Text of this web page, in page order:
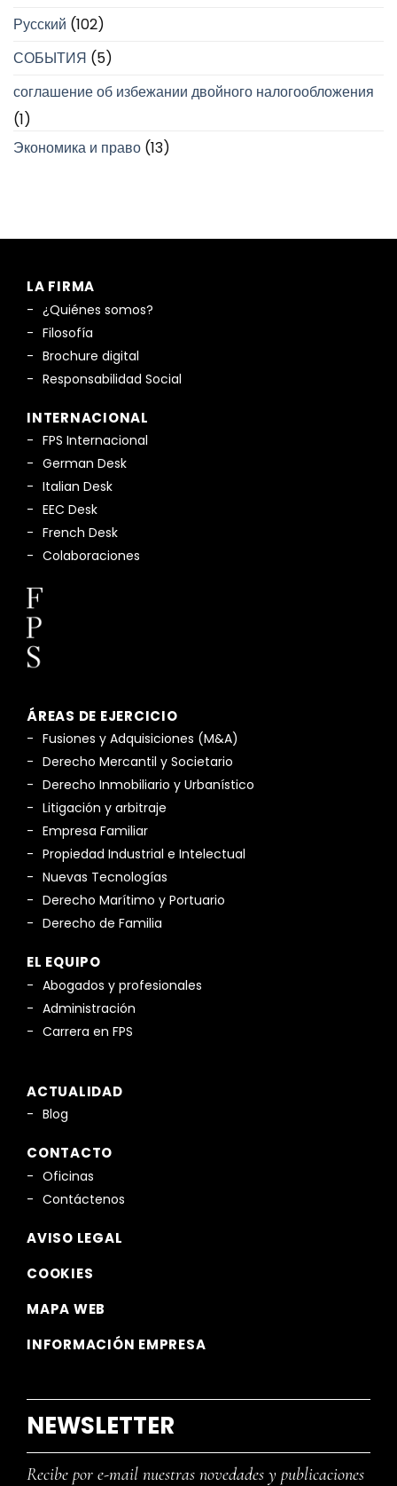
Русский (102)
СОБЫТИЯ (5)
соглашение об избежании двойного налогообложения
(1)
Экономика и право (13)
LA FIRMA
¿Quiénes somos?
Filosofía
Brochure digital
Responsabilidad Social
INTERNACIONAL
FPS Internacional
German Desk
Italian Desk
EEC Desk
French Desk
Colaboraciones
ÁREAS DE EJERCICIO
Fusiones y Adquisiciones (M&A)
Derecho Mercantil y Societario
Derecho Inmobiliario y Urbanístico
Litigación y arbitraje
Empresa Familiar
Propiedad Industrial e Intelectual
Nuevas Tecnologías
Derecho Marítimo y Portuario
Derecho de Familia
EL EQUIPO
Abogados y profesionales
Administración
Carrera en FPS
ACTUALIDAD
Blog
CONTACTO
Oficinas
Contáctenos
AVISO LEGAL
COOKIES
MAPA WEB
INFORMACIÓN EMPRESA
NEWSLETTER
Recibe por e-mail nuestras novedades y publicaciones